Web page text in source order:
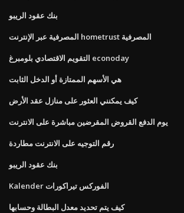
بنك عقود الريبو
المصرفية عبر الإنترنت hometrust المصرفية
التقويم الاقتصادي بلومبرغ econoday
هي الأسهم الممتازة أو الدخل الثابت
كيف يمكنني العثور على منازل عقد الأرض
يوم الدفع القروض المقرضين مباشرة على الانترنت
رقم التوجيه على الانترنت مطاردة
بنك عقود الريبو
Kalender الفوركس تيراكورات
كيف يتم تحديد معدل البطالة وحسابها